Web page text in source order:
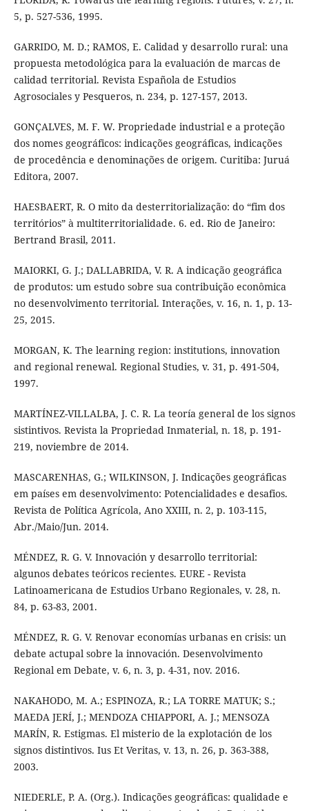
5, p. 527-536, 1995.
GARRIDO, M. D.; RAMOS, E. Calidad y desarrollo rural: una
propuesta metodológica para la evaluación de marcas de
calidad territorial. Revista Española de Estudios
Agrosociales y Pesqueros, n. 234, p. 127-157, 2013.
GONÇALVES, M. F. W. Propriedade industrial e a proteção
dos nomes geográficos: indicações geográficas, indicações
de procedência e denominações de origem. Curitiba: Juruá
Editora, 2007.
HAESBAERT, R. O mito da desterritorialização: do “fim dos
territórios” à multiterritorialidade. 6. ed. Rio de Janeiro:
Bertrand Brasil, 2011.
MAIORKI, G. J.; DALLABRIDA, V. R. A indicação geográfica
de produtos: um estudo sobre sua contribuição econômica
no desenvolvimento territorial. Interações, v. 16, n. 1, p. 13-
25, 2015.
MORGAN, K. The learning region: institutions, innovation
and regional renewal. Regional Studies, v. 31, p. 491-504,
1997.
MARTÍNEZ-VILLALBA, J. C. R. La teoría general de los signos
sistintivos. Revista la Propriedad Inmaterial, n. 18, p. 191-
219, noviembre de 2014.
MASCARENHAS, G.; WILKINSON, J. Indicações geográficas
em países em desenvolvimento: Potencialidades e desafios.
Revista de Política Agrícola, Ano XXIII, n. 2, p. 103-115,
Abr./Maio/Jun. 2014.
MÉNDEZ, R. G. V. Innovación y desarrollo territorial:
algunos debates teóricos recientes. EURE - Revista
Latinoamericana de Estudios Urbano Regionales, v. 28, n.
84, p. 63-83, 2001.
MÉNDEZ, R. G. V. Renovar economías urbanas en crisis: un
debate actupal sobre la innovación. Desenvolvimento
Regional em Debate, v. 6, n. 3, p. 4-31, nov. 2016.
NAKAHODO, M. A.; ESPINOZA, R.; LA TORRE MATUK; S.;
MAEDA JERÍ, J.; MENDOZA CHIAPPORI, A. J.; MENSOZA
MARÍN, R. Estigmas. El misterio de la explotación de los
signos distintivos. Ius Et Veritas, v. 13, n. 26, p. 363-388,
2003.
NIEDERLE, P. A. (Org.). Indicações geográficas: qualidade e